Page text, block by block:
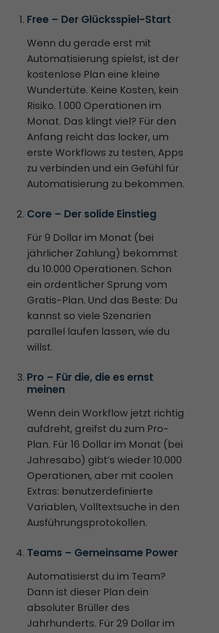
Free – Der Glücksspiel-Start
Wenn du gerade erst mit
Automatisierung spielst, ist der
kostenlose Plan eine kleine
Wundertüte. Keine Kosten, kein
Risiko. 1.000 Operationen im
Monat. Das klingt viel? Für den
Anfang reicht das locker, um
erste Workflows zu testen, Apps
zu verbinden und ein Gefühl für
Automatisierung zu bekommen.
Core – Der solide Einstieg
Für 9 Dollar im Monat (bei
jährlicher Zahlung) bekommst
du 10.000 Operationen. Schon
ein ordentlicher Sprung vom
Gratis-Plan. Und das Beste: Du
kannst so viele Szenarien
parallel laufen lassen, wie du
willst.
Pro – Für die, die es ernst
meinen
Wenn dein Workflow jetzt richtig
aufdreht, greifst du zum Pro-
Plan. Für 16 Dollar im Monat (bei
Jahresabo) gibt’s wieder 10.000
Operationen, aber mit coolen
Extras: benutzerdefinierte
Variablen, Volltextsuche in den
Ausführungsprotokollen.
Teams – Gemeinsame Power
Automatisierst du im Team?
Dann ist dieser Plan dein
absoluter Brüller des
Jahrhunderts. Für 29 Dollar im